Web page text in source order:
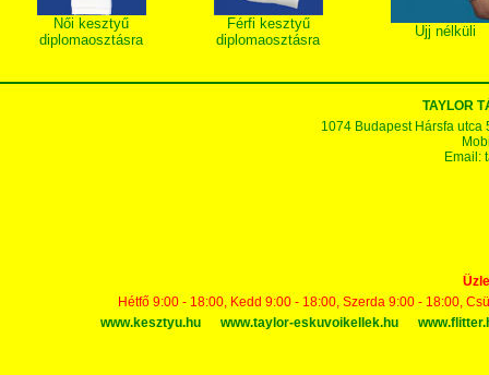
Női kesztyű
diplomaosztásra
Férfi kesztyű
diplomaosztásra
Ujj nélküli
TAYLOR
1074 Budapest Hársfa utca
Email:
Hétfő 9:00 - 18:00, Kedd 9:00 - 18:00, Szerda 9:00 - 18:00,
www.kesztyu.hu
www.taylor-eskuvoikellek.hu